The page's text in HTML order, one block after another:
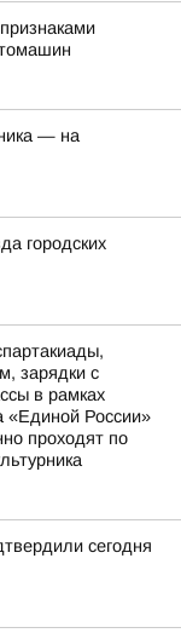
— на
городских
зарядки с
в рамках
«Единой России»
проходят по
сегодня